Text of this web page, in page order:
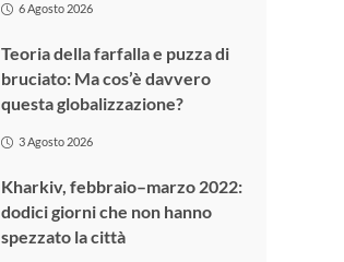
6 Agosto 2026
Teoria della farfalla e puzza di
bruciato: Ma cos’è davvero
questa globalizzazione?
3 Agosto 2026
Kharkiv, febbraio–marzo 2022:
dodici giorni che non hanno
spezzato la città